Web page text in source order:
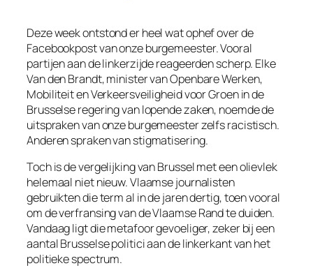
Deze week ontstond er heel wat ophef over de
Facebookpost van onze burgemeester. Vooral
partijen aan de linkerzijde reageerden scherp. Elke
Van den Brandt, minister van Openbare Werken,
Mobiliteit en Verkeersveiligheid voor Groen in de
Brusselse regering van lopende zaken, noemde de
uitspraken van onze burgemeester zelfs racistisch.
Anderen spraken van stigmatisering.
Toch is de vergelijking van Brussel met eenolievlek
helemaal niet nieuw. Vlaamse journalisten
gebruikten die term al in de jaren dertig, toen vooral
om de verfransing van de Vlaamse Rand te duiden.
Vandaag ligt die metafoor gevoeliger, zeker bij een
aantal Brusselse politici aan de linkerkant van het
politieke spectrum.